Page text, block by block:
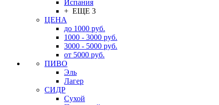
Испания
+ ЕЩЕ 3
ЦЕНА
до 1000 руб.
1000 - 3000 руб.
3000 - 5000 руб.
от 5000 руб.
ПИВО
Эль
Лагер
СИДР
Сухой